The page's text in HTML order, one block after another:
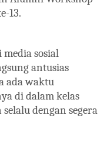
13.
sosial
antusias
ada waktu
di dalam kelas
dengan segera